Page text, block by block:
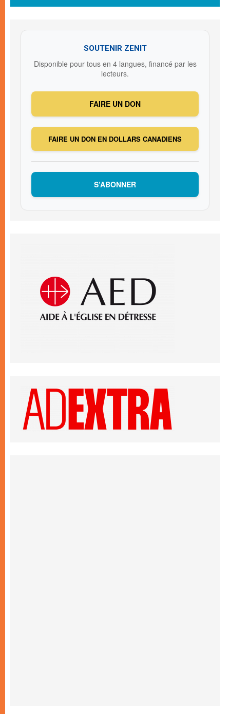
SOUTENIR ZENIT
Disponible pour tous en 4 langues, financé par les
lecteurs.
FAIRE UN DON
FAIRE UN DON EN DOLLARS CANADIENS
S’ABONNER